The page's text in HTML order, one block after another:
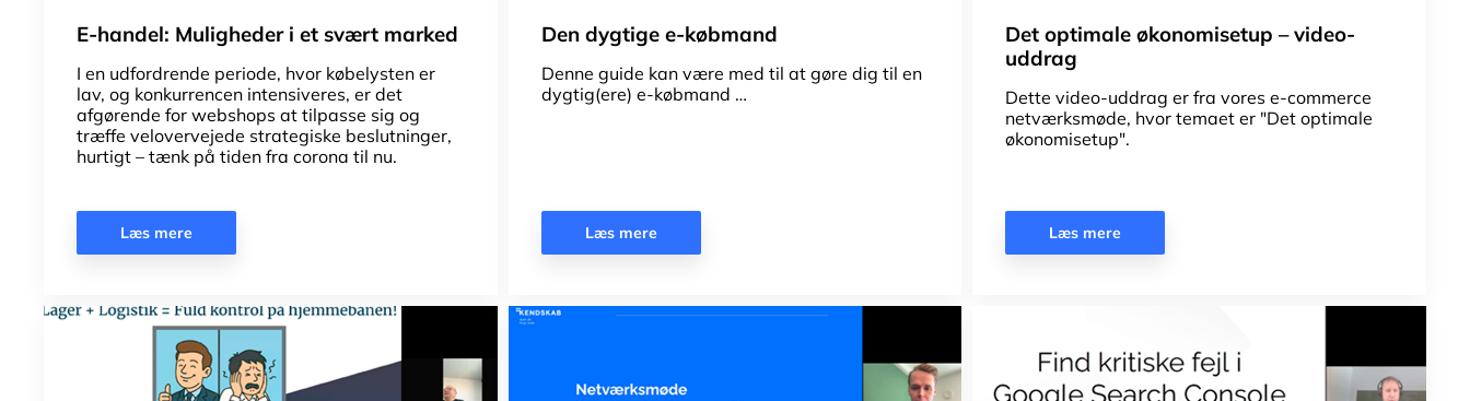
E-handel: Muligheder i et svært marked
I en udfordrende periode, hvor købelysten er
lav, og konkurrencen intensiveres, er det
afgørende for webshops at tilpasse sig og
træffe velovervejede strategiske beslutninger,
hurtigt – tænk på tiden fra corona til nu.
Læs mere
Den dygtige e-købmand
Denne guide kan være med til at gøre dig til en
dygtig(ere) e-købmand …
Læs mere
Det optimale økonomisetup – video-
uddrag
Dette video-uddrag er fra vores e-commerce
netværksmøde, hvor temaet er "Det optimale
økonomisetup".
Læs mere